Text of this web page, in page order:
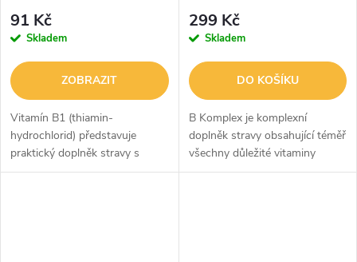
91 Kč
Skladem
ZOBRAZIT
Vitamín B1 (thiamin-
hydrochlorid) představuje
praktický doplněk stravy s
obsahem 25 mg thiaminu v
299 Kč
Skladem
DO KOŠÍKU
B Komplex je komplexní
doplněk stravy obsahující téměř
všechny důležité vitaminy
skupiny B, které jsou doplněny